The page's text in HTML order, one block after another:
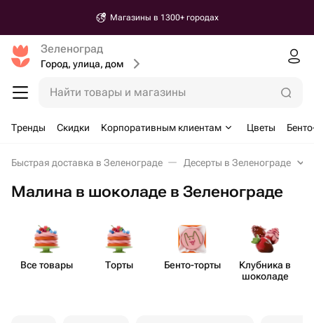
Магазины в 1300+ городах
Зеленоград
Город, улица, дом
Найти товары и магазины
Тренды Скидки Корпоративным клиентам Цветы
Быстрая доставка в Зеленограде Десерты в Зеленограде
Малина в шоколаде в Зеленограде
Все товары Торты Бенто​-торты
Клубника в
шоколаде